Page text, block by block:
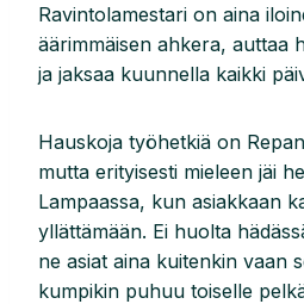
Ravintolamestari on aina
äärimmäisen ahkera, auttaa
ja jaksaa kuunnella kaikki
Hauskoja työhetkiä on
mutta erityisesti mieleen jäi
Lampaassa, kun asiakkaan
yllättämään. Ei huolta
ne asiat aina kuitenkin vaan
kumpikin puhuu toiselle